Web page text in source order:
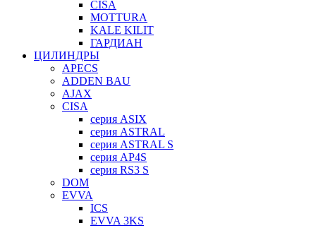
CISA
MOTTURA
KALE KILIT
ГАРДИАН
ЦИЛИНДРЫ
APECS
ADDEN BAU
AJAX
CISA
серия ASIX
серия ASTRAL
серия ASTRAL S
серия AP4S
серия RS3 S
DOM
EVVA
ICS
EVVA 3KS